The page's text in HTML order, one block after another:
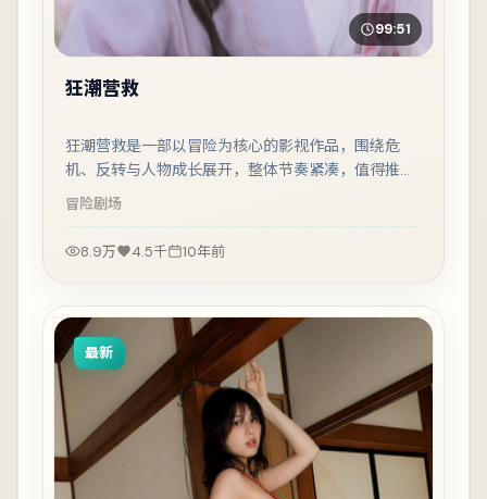
99:51
狂潮营救
狂潮营救是一部以冒险为核心的影视作品，围绕危
机、反转与人物成长展开，整体节奏紧凑，值得推荐
观看。
冒险剧场
8.9万 4.5千 10年前
最新